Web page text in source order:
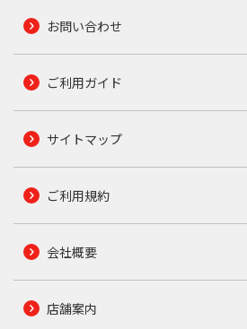
お問い合わせ
ご利用ガイド
サイトマップ
ご利用規約
会社概要
店舗案内